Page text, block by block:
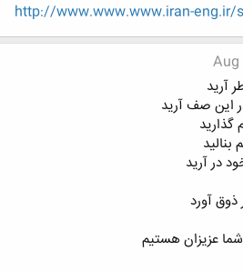
http://www.www.www.iran-eng.ir/
Aug
آرید
این صف آرید
گذارید
در آرید
آورد
عزیزان هستیم